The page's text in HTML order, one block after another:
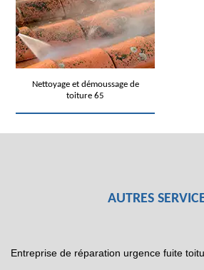
Nettoyage et démoussage de
toiture 65
AUTRES
Entreprise de réparation urgence fuite